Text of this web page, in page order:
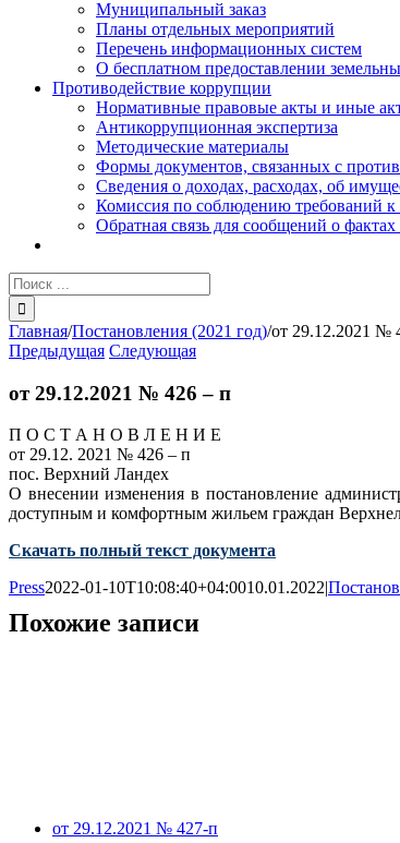
Муниципальный заказ
Планы отдельных мероприятий
Перечень информационных систем
О бесплатном предоставлении
Противодействие коррупции
Нормативные правовые акты и иные
Антикоррупционная экспертиза
Методические материалы
Формы документов, связанных с
Сведения о доходах, расходах, об
Комиссия по соблюдению требований
Обратная связь для сообщений о
Результат
поиска:
Главная/Постановления (2021 год)/от 29.12.2021 №
Предыдущая Следующая
от 29.12.2021 № 426 – п
П О С Т А Н О В Л Е Н И Е
от 29.12. 2021 № 426 – п
пос. Верхний Ландех
О внесении изменения в постановление
доступным и комфортным жильем граждан
Скачать полный текст документа
Press2022-01-10T10:08:40+04:0010.01.2022|
Похожие записи
от 29.12.2021 № 427-п